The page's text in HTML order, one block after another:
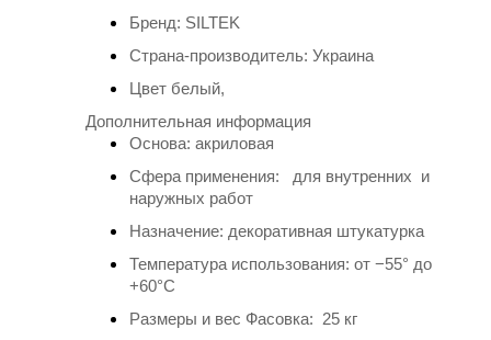
Бренд: SILTEK
Страна-производитель: Украина
Цвет белый,
Дополнительная информация
Основа: акриловая
Сфера применения: для внутренних и
наружных работ
Назначение: декоративная штукатурка
Температура использования: от −55° до
+60°С
Размеры и вес Фасовка: 25 кг